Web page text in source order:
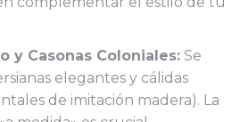
y Casonas Coloniales: Se
elegantes y cálidas
de imitación madera). La